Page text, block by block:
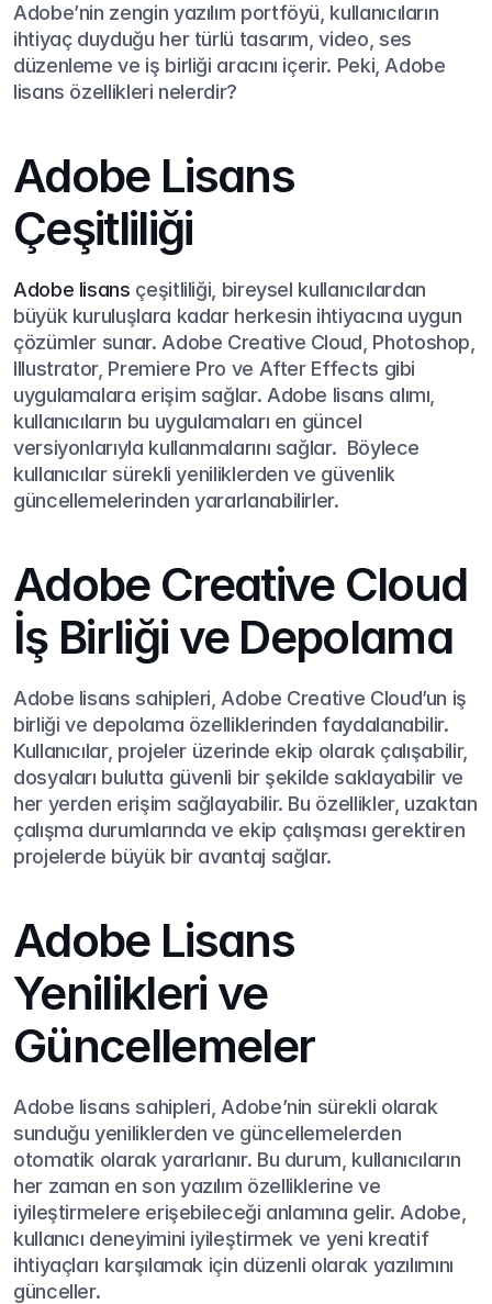
Adobe’nin zengin yazılım portföyü, kullanıcıların
ihtiyaç duyduğu her türlü tasarım, video, ses
düzenleme ve iş birliği aracını içerir. Peki, Adobe
lisans özellikleri nelerdir?
Adobe Lisans
Çeşitliliği
Adobe lisans çeşitliliği, bireysel kullanıcılardan
büyük kuruluşlara kadar herkesin ihtiyacına uygun
çözümler sunar. Adobe Creative Cloud, Photoshop,
Illustrator, Premiere Pro ve After Effects gibi
uygulamalara erişim sağlar. Adobe lisans alımı,
kullanıcıların bu uygulamaları en güncel
versiyonlarıyla kullanmalarını sağlar.  Böylece
kullanıcılar sürekli yeniliklerden ve güvenlik
güncellemelerinden yararlanabilirler.
Adobe Creative Cloud
İş Birliği ve Depolama
Adobe lisans sahipleri, Adobe Creative Cloud’un iş
birliği ve depolama özelliklerinden faydalanabilir.
Kullanıcılar, projeler üzerinde ekip olarak çalışabilir,
dosyaları bulutta güvenli bir şekilde saklayabilir ve
her yerden erişim sağlayabilir. Bu özellikler, uzaktan
çalışma durumlarında ve ekip çalışması gerektiren
projelerde büyük bir avantaj sağlar.
Adobe Lisans
Yenilikleri ve
Güncellemeler
Adobe lisans sahipleri, Adobe’nin sürekli olarak
sunduğu yeniliklerden ve güncellemelerden
otomatik olarak yararlanır. Bu durum, kullanıcıların
her zaman en son yazılım özelliklerine ve
iyileştirmelere erişebileceği anlamına gelir. Adobe,
kullanıcı deneyimini iyileştirmek ve yeni kreatif
ihtiyaçları karşılamak için düzenli olarak yazılımını
günceller.